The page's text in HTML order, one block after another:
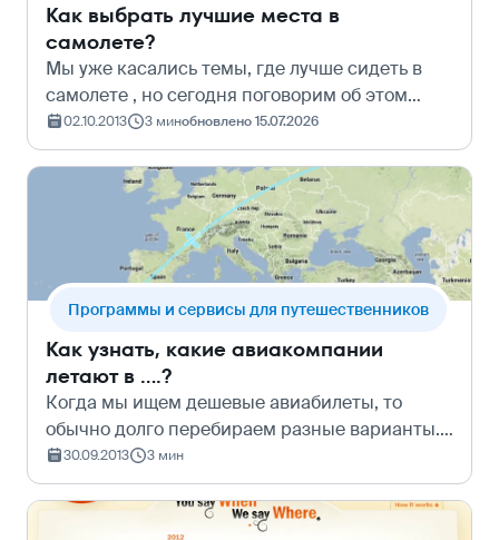
Как выбрать лучшие места в
самолете?
Мы уже касались темы, где лучше сидеть в
самолете , но сегодня поговорим об этом
более подробно и рассмотрим, как работает
сайт SeatGuru.com. SeatGuru.com - это сайт,
который поможет вам найти лучшие…
02.10.2013 3 минобновлено 15.07.2026
Программы и сервисы для путешественников
Как узнать, какие авиакомпании
летают в ....?
Когда мы ищем дешевые авиабилеты, то
обычно долго перебираем разные варианты.
Часто пытаемся хотя бы часть маршрута
пролететь бюджетной &#160;авиакомпанией .
Но чтобы построить карту маршрутов,
30.09.2013 3 мин